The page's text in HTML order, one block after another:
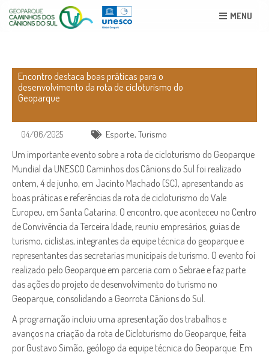
MENU
Encontro destaca boas práticas para o
desenvolvimento da rota de cicloturismo do
Geoparque
04/06/2025 Esporte,Turismo
Um importante evento sobre a rota de cicloturismo do Geoparque
Mundial da UNESCO Caminhos dos Cânions do Sul foi realizado
ontem, 4 de junho, em Jacinto Machado (SC), apresentando as
boas práticas e referências da rota de cicloturismo do Vale
Europeu, em Santa Catarina. O encontro, que aconteceu no Centro
de Convivência da Terceira Idade, reuniu empresários, guias de
turismo, ciclistas, integrantes da equipe técnica do geoparque e
representantes das secretarias municipais de turismo. O evento foi
realizado pelo Geoparque em parceria com o Sebrae e faz parte
das ações do projeto de desenvolvimento do turismo no
Geoparque, consolidando a Georrota Cânions do Sul.
A programação incluiu uma apresentação dos trabalhos e
avanços na criação da rota de Cicloturismo do Geoparque, feita
por Gustavo Simão, geólogo da equipe técnica do Geoparque. Em